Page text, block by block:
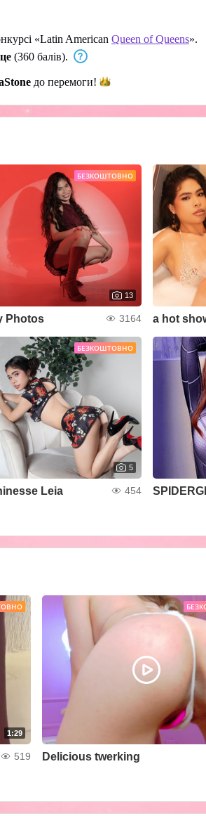
«Latin American Queen of Queens».
(360 балів).
до перемоги!
БЕЗКОШТОВНО
13
Photos 3164 a hot
БЕЗКОШТОВНО
5
Leia 454
1:29
519 Delicious twerking